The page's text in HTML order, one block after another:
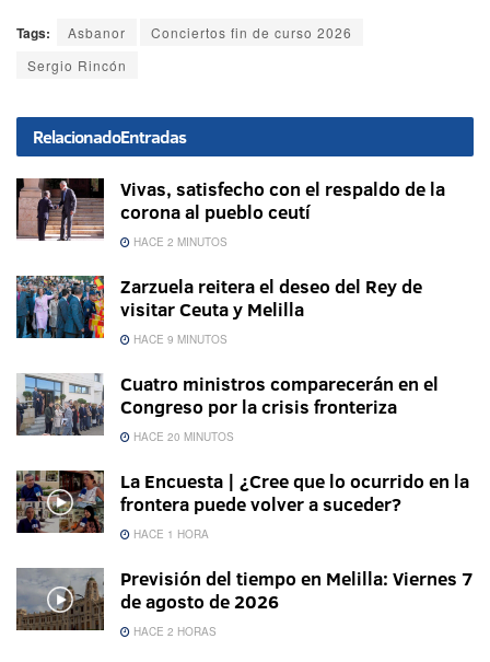
Tags: Asbanor
Conciertos fin de curso 2026
Sergio Rincón
RelacionadoEntradas
Vivas, satisfecho con el respaldo de la
corona al pueblo ceutí
HACE 2 MINUTOS
Zarzuela reitera el deseo del Rey de
visitar Ceuta y Melilla
HACE 9 MINUTOS
Cuatro ministros comparecerán en el
Congreso por la crisis fronteriza
HACE 20 MINUTOS
La Encuesta | ¿Cree que lo ocurrido en la
frontera puede volver a suceder?
HACE 1 HORA
Previsión del tiempo en Melilla: Viernes 7
de agosto de 2026
HACE 2 HORAS